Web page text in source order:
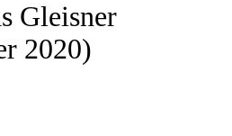
Gleisner
2020)